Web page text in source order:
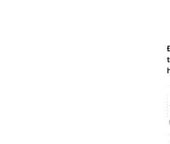
Quảng cáo "ăn theo" nhiều hãng xe lớn, doanh nghiệp bị
5 nhóm vi phạm phổ biến về PCCC mà doanh nghiệp, hộ